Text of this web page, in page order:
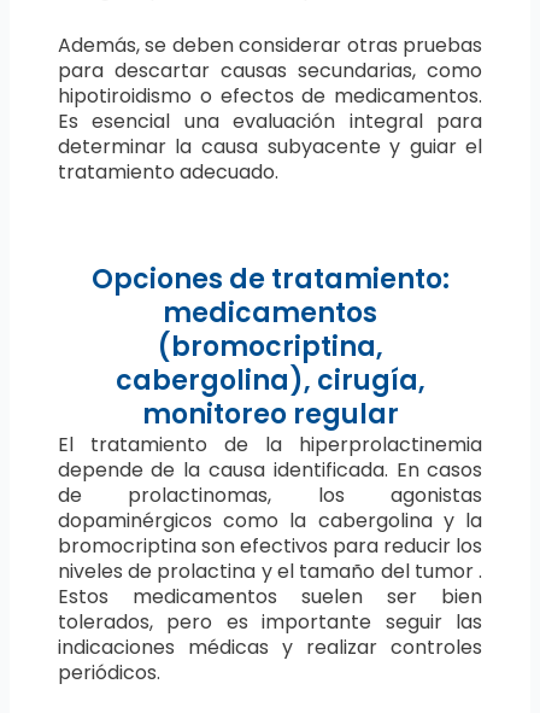
Además, se deben considerar otras pruebas
para descartar causas secundarias, como
hipotiroidismo o efectos de medicamentos.
Es esencial una evaluación integral para
determinar la causa subyacente y guiar el
tratamiento adecuado.
Opciones de tratamiento:
medicamentos
(bromocriptina,
cabergolina), cirugía,
monitoreo regular
El tratamiento de la hiperprolactinemia
depende de la causa identificada. En casos
de prolactinomas, los agonistas
dopaminérgicos como la cabergolina y la
bromocriptina son efectivos para reducir los
niveles de prolactina y el tamaño del tumor .
Estos medicamentos suelen ser bien
tolerados, pero es importante seguir las
indicaciones médicas y realizar controles
periódicos.